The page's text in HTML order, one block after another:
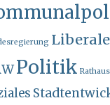
Liberale
Politik Rathaus